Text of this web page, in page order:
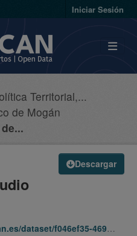
Iniciar Sesión
Territorial,...
de Mogán
Descargar
4148-aa36-31de2f035e46/download/880826-ednnss-mog-parcela177urbptorico-190425-190425-sipu.zip